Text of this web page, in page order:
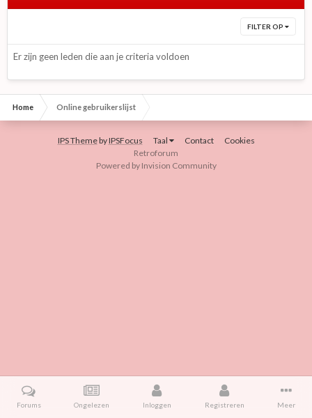
FILTER OP
Er zijn geen leden die aan je criteria voldoen
Home Online gebruikerslijst
IPS ThemebyIPSFocus Taal Contact
Cookies
Retroforum
Powered by Invision Community
Forums Ongelezen Inloggen Registreren Meer